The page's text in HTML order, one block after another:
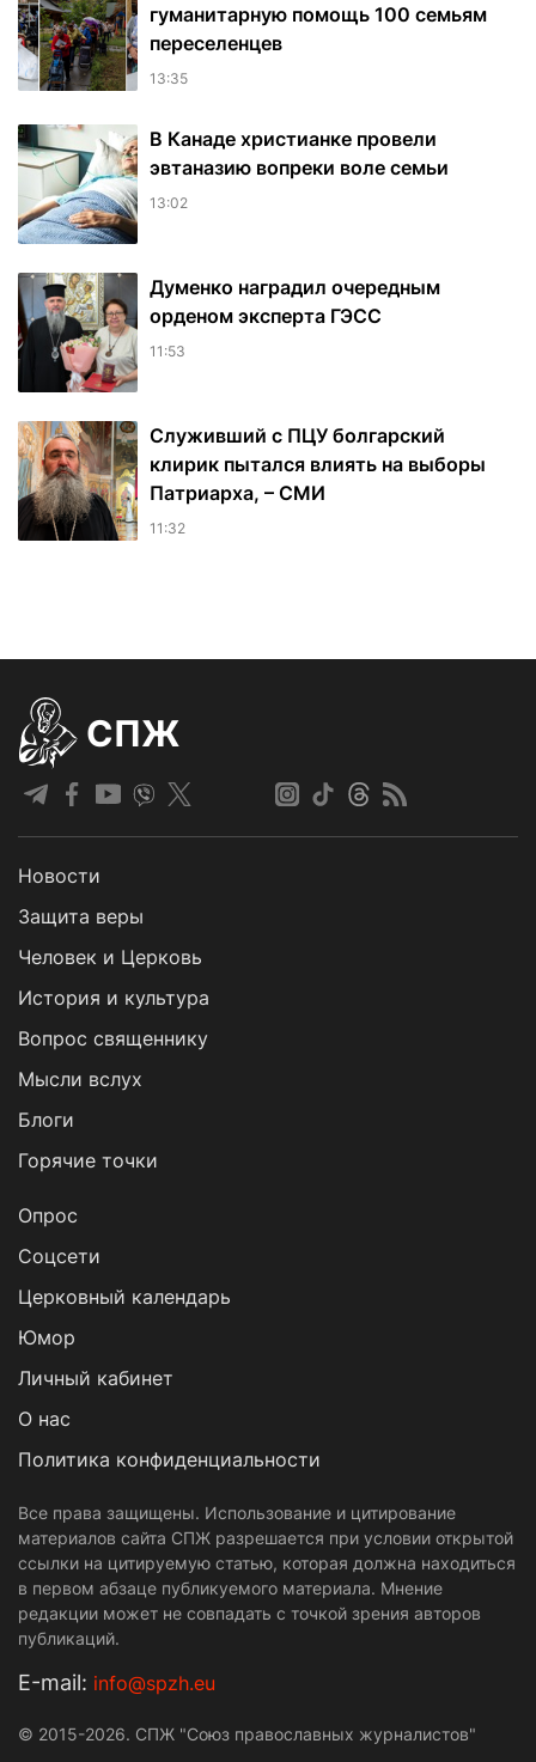
гуманитарную помощь 100 семьям
переселенцев
13:35
В Канаде христианке провели
эвтаназию вопреки воле семьи
13:02
Думенко наградил очередным
орденом эксперта ГЭСС
11:53
Служивший с ПЦУ болгарский
клирик пытался влиять на выборы
Патриарха, – СМИ
11:32
СПЖ
Новости
Защита веры
Человек и Церковь
История и культура
Вопрос священнику
Мысли вслух
Блоги
Горячие точки
Опрос
Cоцсети
Церковный календарь
Юмор
Личный кабинет
О нас
Политика конфиденциальности
Все права защищены. Использование и цитирование
материалов сайта СПЖ разрешается при условии открытой
ссылки на цитируемую статью, которая должна находиться
в первом абзаце публикуемого материала. Мнение
редакции может не совпадать с точкой зрения авторов
публикаций.
Е-mail: info@spzh.eu
© 2015-2026. СПЖ "Союз православных журналистов"